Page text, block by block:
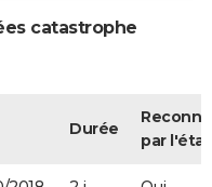
catastrophe
Durée
par l'état